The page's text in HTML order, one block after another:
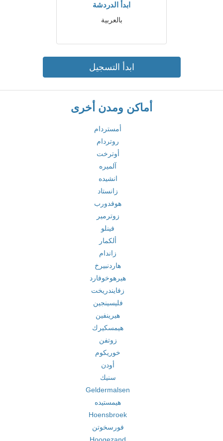
ابدأ الدردشة
بالعربية
ابدأ التسجيل
أماكن ومدن أخرى
أمستردام
روتردام
أوترخت
آلميره
انشيده
زانستاد
هوفدورب
زوترمير
فينلو
ألكمار
زاندام
هاردنبيرخ
هيرهوخوفارد
زفايندريخت
فليسينجين
هيرينفين
هيمسكيرك
زوتفن
خوريكوم
أودن
سنيك
Geldermalsen
هيمستيده
Hoensbroek
فورسخوتن